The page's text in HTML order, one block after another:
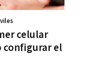
celular
configurar el